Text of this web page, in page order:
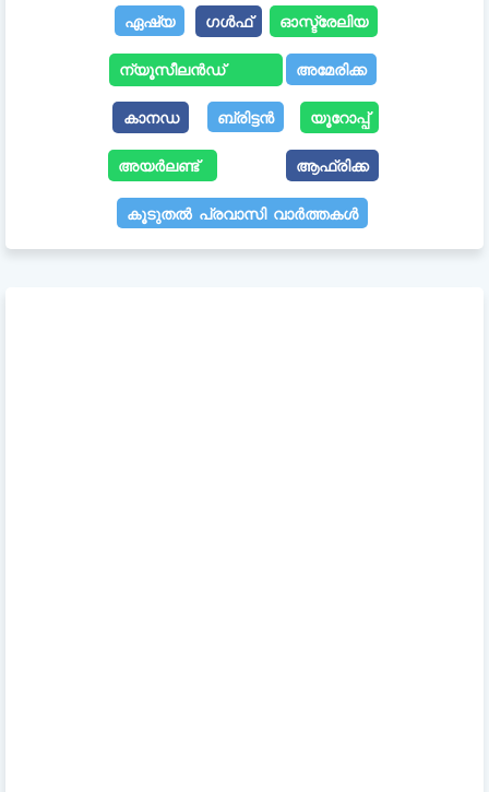
ഏഷ്യ ഗൾഫ് ഓസ്ട്രേലിയ
ന്യൂസീലൻഡ് അമേരിക്ക
കാനഡ ബ്രിട്ടൻ യൂറോപ്പ്
അയർലണ്ട് ആഫ്രിക്ക
കൂടുതൽ പ്രവാസി വാർത്തകൾ